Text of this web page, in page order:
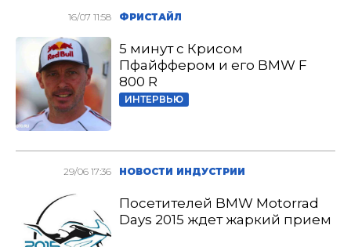
16/07 11:58 ФРИСТАЙЛ
5 минут с Крисом
Пфайффером и его BMW F
800 R
ИНТЕРВЬЮ
29/06 17:36 НОВОСТИ ИНДУСТРИИ
Посетителей BMW Motorrad
Days 2015 ждет жаркий прием